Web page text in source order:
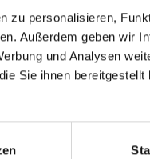
zu personalisieren,
Außerdem geben wir
und Analysen
Sie ihnen
16.7 26 10 16
16.7 26 10 16